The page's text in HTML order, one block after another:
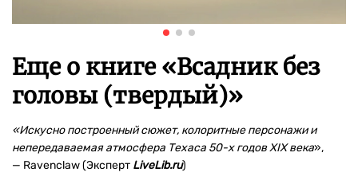
Еще о книге «Всадник без
головы (твердый)»
«Искусно построенный сюжет, колоритные персонажи и
непередаваемая атмосфера Техаса 50-х годов XIX века»,
— Ravenclaw (Эксперт LiveLib.ru)